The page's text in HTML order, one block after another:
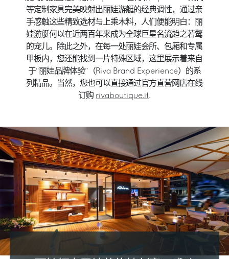
等定制家具完美映射出丽娃游艇的经典调性，通过亲
手感触这些精致选材与上乘木料，人们便能明白：丽
娃游艇何以在近两百年来成为全球巨星名流趋之若鹜
的宠儿。除此之外，在每一处丽娃会所、包厢和专属
甲板内，您还能找到一片特殊区域，这里展示着来自
于“丽娃品牌体验”（Riva Brand Experience）的系
列精品。当然，您也可以直接通过官方直营网店在线
订购 rivaboutique.it.